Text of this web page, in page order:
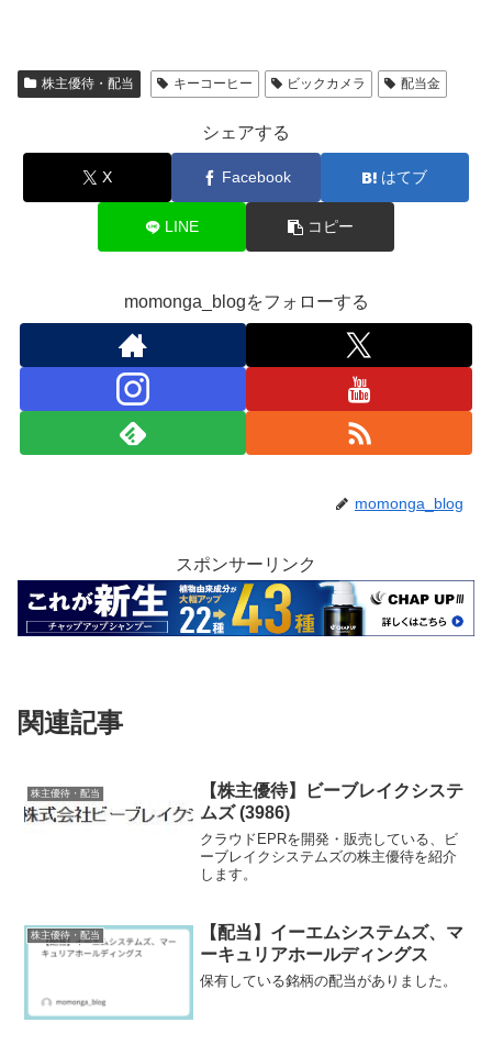
株主優待・配当 キーコーヒー ビックカメラ 配当金
シェアする
X Facebook はてブ
LINE コピー
momonga_blogをフォローする
momonga_blog
スポンサーリンク
関連記事
株主優待・配当
【株主優待】ビーブレイクシステ
ムズ (3986)
クラウドEPRを開発・販売している、ビ
ーブレイクシステムズの株主優待を紹介
します。
株主優待・配当
【配当】イーエムシステムズ、マ
ーキュリアホールディングス
保有している銘柄の配当がありました。